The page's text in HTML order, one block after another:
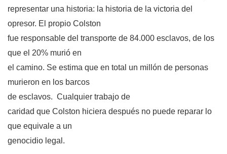
representar una historia: la historia de la victoria del
opresor. El propio Colston
fue responsable del transporte de 84.000 esclavos, de los
que el 20% murió en
el camino. Se estima que en total un millón de personas
murieron en los barcos
de esclavos. Cualquier trabajo de
caridad que Colston hiciera después no puede reparar lo
que equivale a un
genocidio legal.